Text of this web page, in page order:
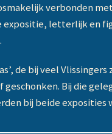
verbonden
expositie, letterlijk en
de bij veel
geschonken. Bij die
bij beide exposities